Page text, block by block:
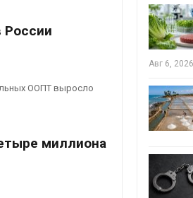
России
ООПТ выросло
миллиона
Шэньси из-за паводков
вторсырья
Авг 6, 2026